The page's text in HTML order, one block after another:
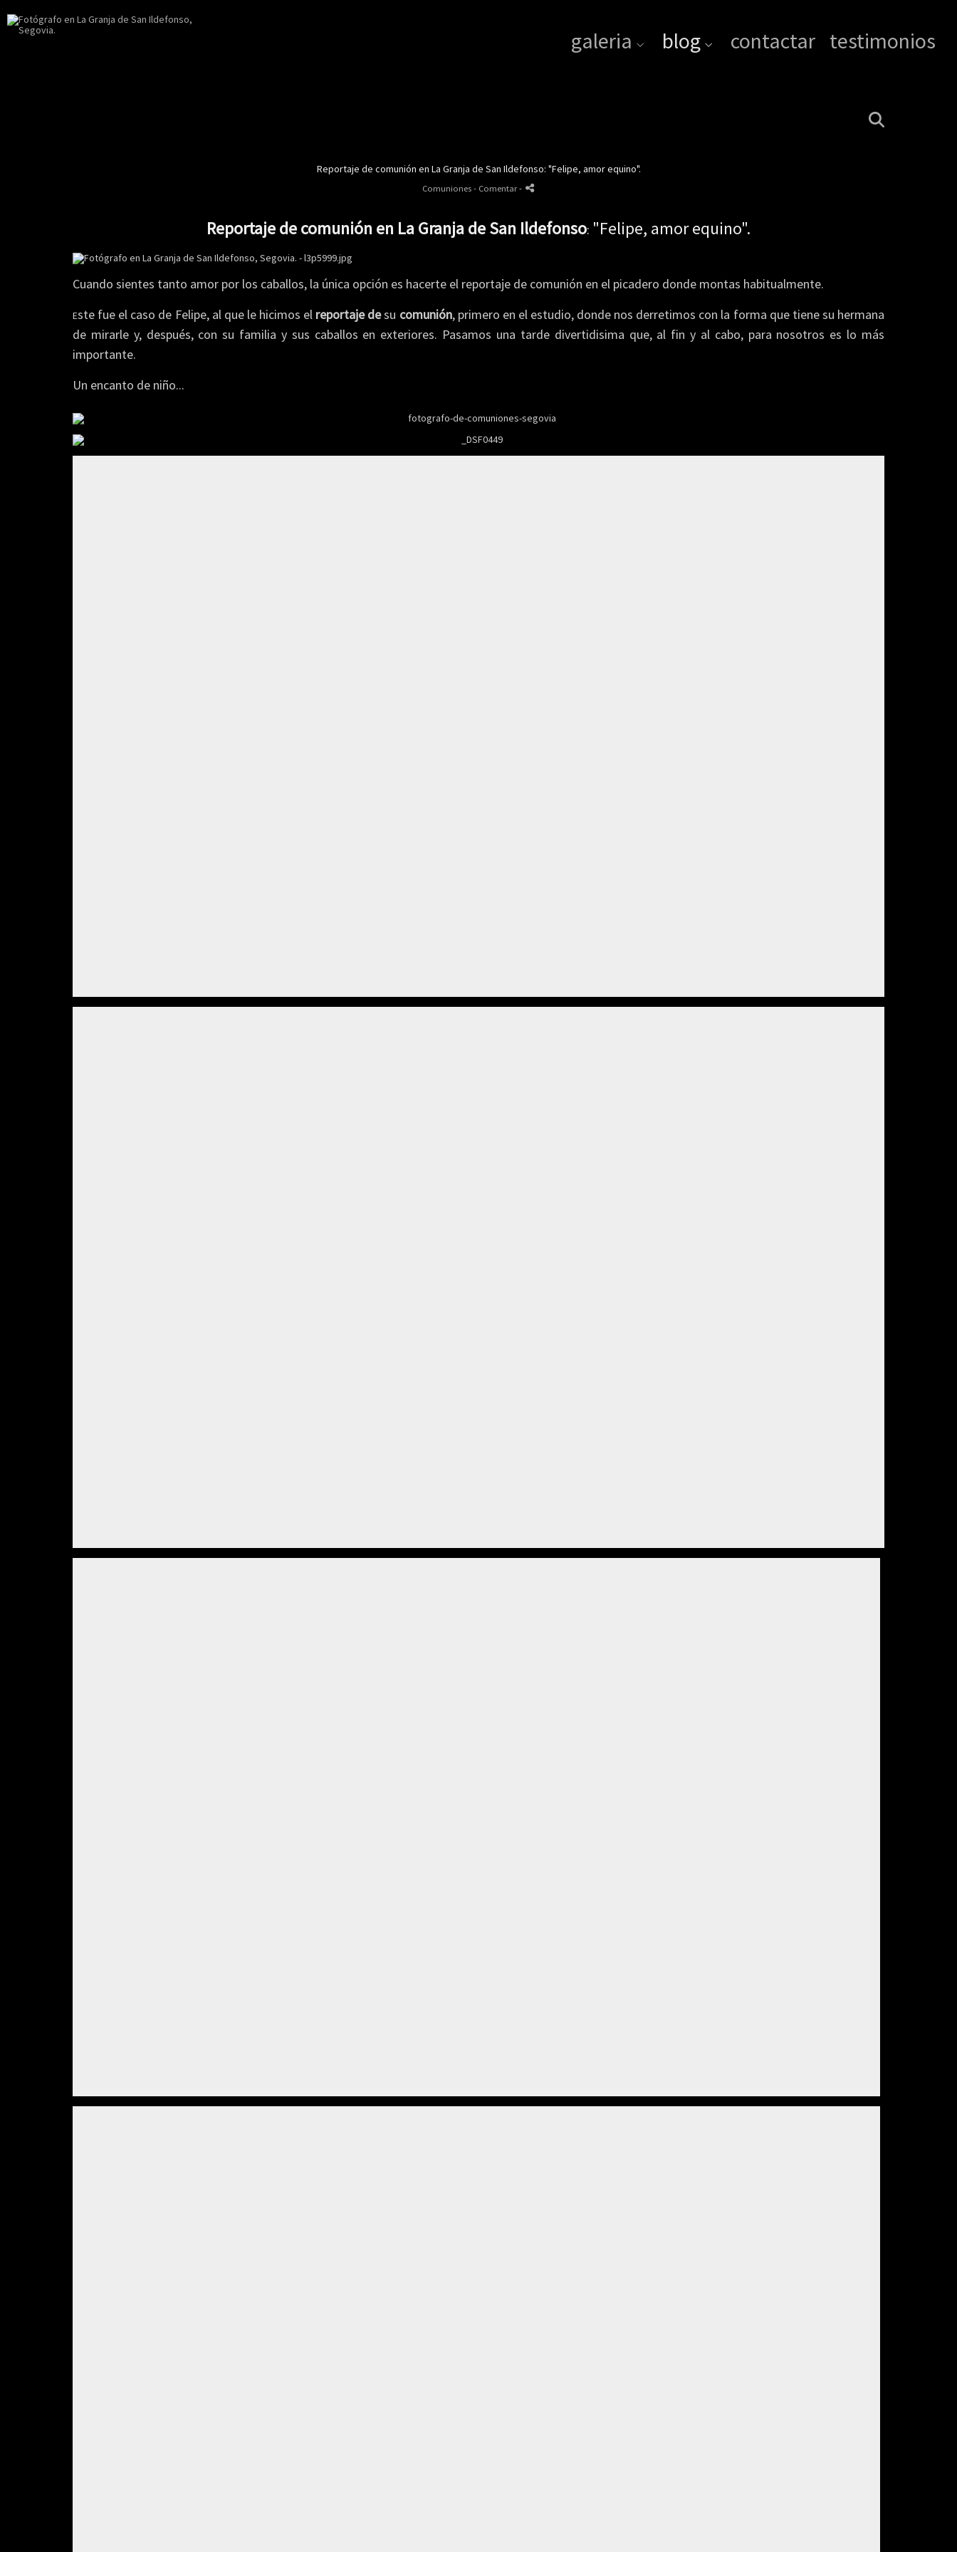
galeria blog contactar testimonios
Reportaje de comunión en La Granja de San Ildefonso: "Felipe, amor equino".
Comuniones - Comentar-
Reportaje de comunión en La Granja de San Ildefonso: "Felipe, amor equino".
Cuando sientes tanto amor por los caballos, la única opción es hacerte el reportaje de comunión en el picadero donde montas habitualmente.
Este fue el caso de Felipe, al que le hicimos el reportaje desu comunión, primero en el estudio, donde nos derretimos con la forma que tiene su hermana
de mirarle y, después, con su familia y sus caballos en exteriores. Pasamos una tarde divertidisima que, al fin y al cabo, para nosotros es lo más
importante.
Un encanto de niño...